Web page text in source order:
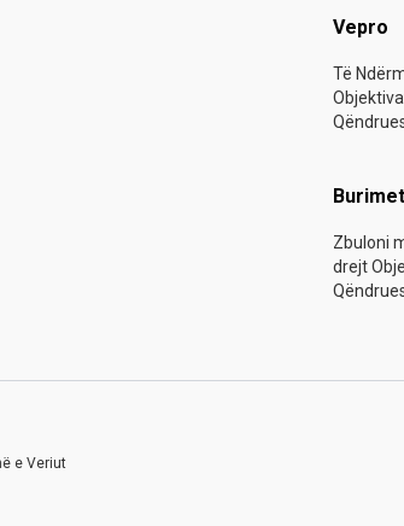
Vepro
Të
Burimet
Zbuloni
drejt
e Veriut